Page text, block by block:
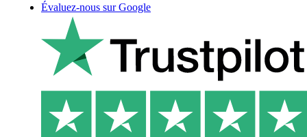
Évaluez-nous sur Google